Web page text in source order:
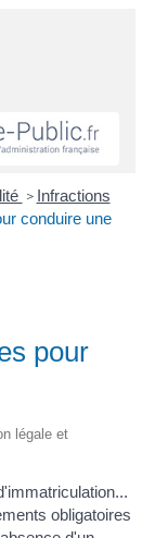
> Infractions
conduire une
pour
légale et
obligatoires